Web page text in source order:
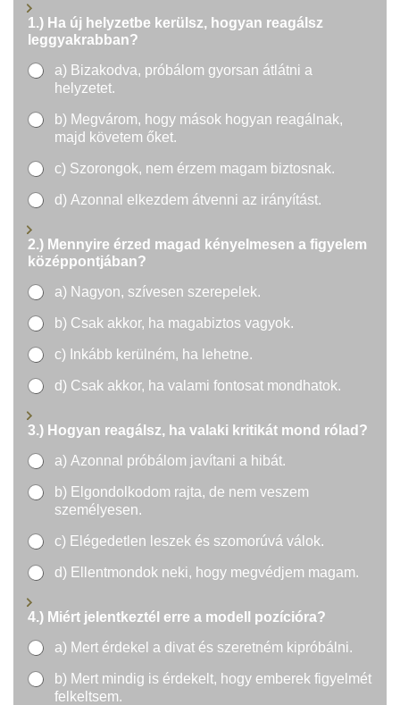
1.) Ha új helyzetbe kerülsz, hogyan reagálsz
leggyakrabban?
a) Bizakodva, próbálom gyorsan átlátni a
helyzetet.
b) Megvárom, hogy mások hogyan reagálnak,
majd követem őket.
c) Szorongok, nem érzem magam biztosnak.
d) Azonnal elkezdem átvenni az irányítást.
2.) Mennyire érzed magad kényelmesen a figyelem
középpontjában?
a) Nagyon, szívesen szerepelek.
b) Csak akkor, ha magabiztos vagyok.
c) Inkább kerülném, ha lehetne.
d) Csak akkor, ha valami fontosat mondhatok.
3.) Hogyan reagálsz, ha valaki kritikát mond rólad?
a) Azonnal próbálom javítani a hibát.
b) Elgondolkodom rajta, de nem veszem
személyesen.
c) Elégedetlen leszek és szomorúvá válok.
d) Ellentmondok neki, hogy megvédjem magam.
4.) Miért jelentkeztél erre a modell pozícióra?
a) Mert érdekel a divat és szeretném kipróbálni.
b) Mert mindig is érdekelt, hogy emberek figyelmét
felkeltsem.